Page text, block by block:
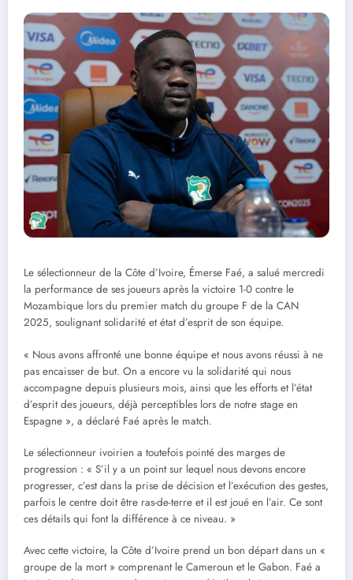
Le sélectionneur de la Côte d’Ivoire, Émerse Faé, a salué mercredi
la performance de ses joueurs après la victoire 1-0 contre le
Mozambique lors du premier match du groupe F de la CAN
2025, soulignant solidarité et état d’esprit de son équipe.
« Nous avons affronté une bonne équipe et nous avons réussi à ne
pas encaisser de but. On a encore vu la solidarité qui nous
accompagne depuis plusieurs mois, ainsi que les efforts et l’état
d’esprit des joueurs, déjà perceptibles lors de notre stage en
Espagne », a déclaré Faé après le match.
Le sélectionneur ivoirien a toutefois pointé des marges de
progression : « S’il y a un point sur lequel nous devons encore
progresser, c’est dans la prise de décision et l’exécution des gestes,
parfois le centre doit être ras-de-terre et il est joué en l’air. Ce sont
ces détails qui font la différence à ce niveau. »
Avec cette victoire, la Côte d’Ivoire prend un bon départ dans un «
groupe de la mort » comprenant le Cameroun et le Gabon. Faé a